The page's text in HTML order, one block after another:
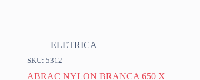
ELETRICA
SKU: 5312
ABRAC NYLON BRANCA 650 X